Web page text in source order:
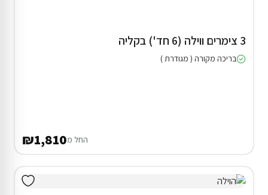
3 צימרים ווילה (6 חד') בקליה
בריכה מקורה ( מגודרת )
החל מ₪1,810